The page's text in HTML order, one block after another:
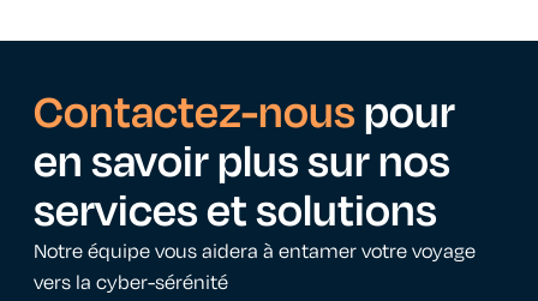
Contactez-nouspour
en savoir plus sur nos
services et solutions
Notre équipe vous aidera à entamer votre voyage
vers la cyber-sérénité